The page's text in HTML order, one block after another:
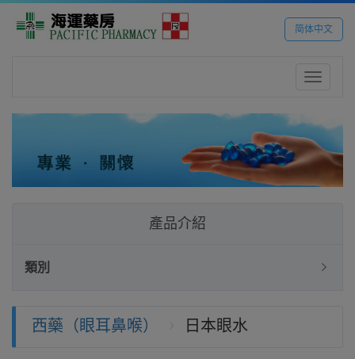
简体中文
Toggle
產品介紹
類別
西藥（眼耳鼻喉） 日本眼水